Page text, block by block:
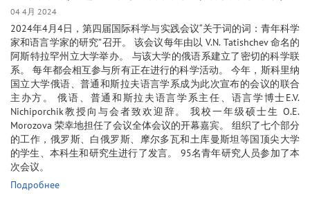
04 4月 2024
2024年4月4日，第四届国际科学与实践会议“关于词的词：青年科学
家和语言学家的研究”召开。 该会议每年由以 V.N. Tatishchev 命名的
阿斯特拉罕州立大学举办。 与该大学的俄语系建立了密切的科学联
系。 每年都会相互参与所有正在进行的科学活动。 今年，斯科里纳
国立大学俄语、普通和斯拉夫语言学系成为此次宣布的会议的联合
主办方。 俄语、普通和斯拉夫语言学系主任、语言学博士E.V.
Nichiporchik教授向与会者致欢迎辞。 我校一年级硕士生 O.E.
Morozova 荣幸地担任了会议全体会议的开幕嘉宾。 组织了七个部分
的工作，俄罗斯、白俄罗斯、摩尔多瓦和土库曼斯坦等国顶尖大学
的学生、本科生和研究生进行了发言。 95名青年研究人员参加了本
次会议。
Подробнее